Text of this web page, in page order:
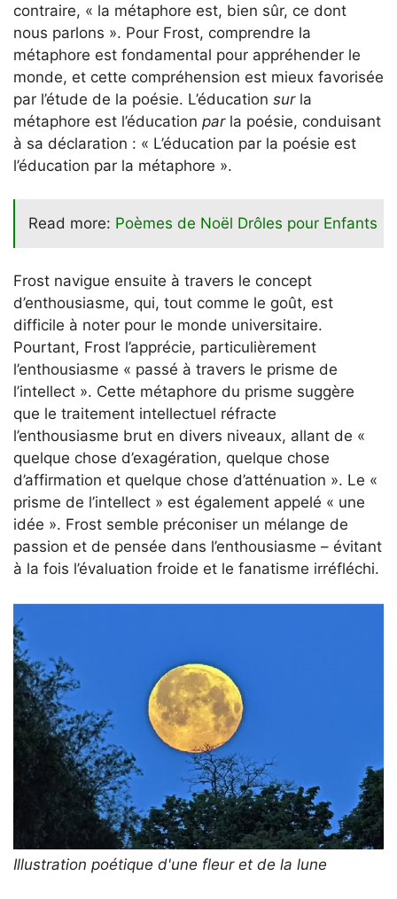
contraire, « la métaphore est, bien sûr, ce dont
nous parlons ». Pour Frost, comprendre la
métaphore est fondamental pour appréhender le
monde, et cette compréhension est mieux favorisée
par l’étude de la poésie. L’éducation surla
métaphore est l’éducation parla poésie, conduisant
à sa déclaration : « L’éducation par la poésie est
l’éducation par la métaphore ».
Read more: Poèmes de Noël Drôles pour Enfants
Frost navigue ensuite à travers le concept
d’enthousiasme, qui, tout comme le goût, est
difficile à noter pour le monde universitaire.
Pourtant, Frost l’apprécie, particulièrement
l’enthousiasme « passé à travers le prisme de
l’intellect ». Cette métaphore du prisme suggère
que le traitement intellectuel réfracte
l’enthousiasme brut en divers niveaux, allant de «
quelque chose d’exagération, quelque chose
d’affirmation et quelque chose d’atténuation ». Le «
prisme de l’intellect » est également appelé « une
idée ». Frost semble préconiser un mélange de
passion et de pensée dans l’enthousiasme – évitant
à la fois l’évaluation froide et le fanatisme irréfléchi.
Illustration poétique d'une fleur et de la lune